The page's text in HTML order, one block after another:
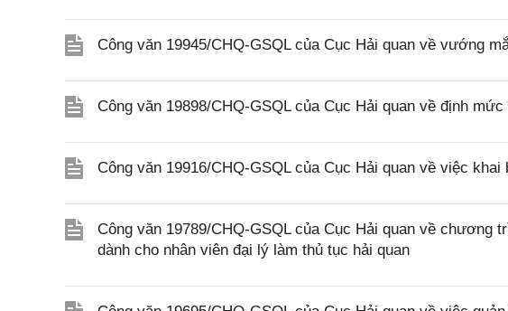
Công văn 19945/CHQ-GSQL của Cục Hải quan về vướng
Công văn 19898/CHQ-GSQL của Cục Hải quan về định
Công văn 19916/CHQ-GSQL của Cục Hải quan về việc khai
Công văn 19789/CHQ-GSQL của Cục Hải quan về chương
dành cho nhân viên đại lý làm thủ tục hải quan